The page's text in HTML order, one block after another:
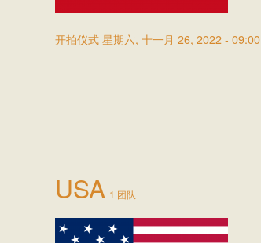
开拍仪式 星期六, 十一月 26, 2022 - 09:00
USA 1 团队